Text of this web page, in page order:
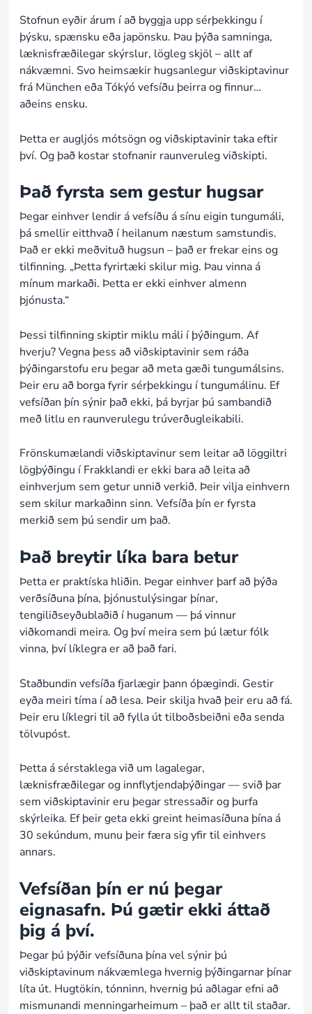
Stofnun eyðir árum í að byggja upp sérþekkingu í
þýsku, spænsku eða japönsku. Þau þýða samninga,
læknisfræðilegar skýrslur, lögleg skjöl – allt af
nákvæmni. Svo heimsækir hugsanlegur viðskiptavinur
frá München eða Tókýó vefsíðu þeirra og finnur…
aðeins ensku.
Þetta er augljós mótsögn og viðskiptavinir taka eftir
því. Og það kostar stofnanir raunveruleg viðskipti.
Það fyrsta sem gestur hugsar
Þegar einhver lendir á vefsíðu á sínu eigin tungumáli,
þá smellir eitthvað í heilanum næstum samstundis.
Það er ekki meðvituð hugsun – það er frekar eins og
tilfinning. „Þetta fyrirtæki skilur mig. Þau vinna á
mínum markaði. Þetta er ekki einhver almenn
þjónusta.“
Þessi tilfinning skiptir miklu máli í þýðingum. Af
hverju? Vegna þess að viðskiptavinir sem ráða
þýðingarstofu eru þegar að meta gæði tungumálsins.
Þeir eru að borga fyrir sérþekkingu í tungumálinu. Ef
vefsíðan þín sýnir það ekki, þá byrjar þú sambandið
með litlu en raunverulegu trúverðugleikabili.
Frönskumælandi viðskiptavinur sem leitar að löggiltri
lögþýðingu í Frakklandi er ekki bara að leita að
einhverjum sem getur unnið verkið. Þeir vilja einhvern
sem skilur markaðinn sinn. Vefsíða þín er fyrsta
merkið sem þú sendir um það.
Það breytir líka bara betur
Þetta er praktíska hliðin. Þegar einhver þarf að þýða
verðsíðuna þína, þjónustulýsingar þínar,
tengiliðseyðublaðið í huganum — þá vinnur
viðkomandi meira. Og því meira sem þú lætur fólk
vinna, því líklegra er að það fari.
Staðbundin vefsíða fjarlægir þann óþægindi. Gestir
eyða meiri tíma í að lesa. Þeir skilja hvað þeir eru að fá.
Þeir eru líklegri til að fylla út tilboðsbeiðni eða senda
tölvupóst.
Þetta á sérstaklega við um lagalegar,
læknisfræðilegar og innflytjendaþýðingar — svið þar
sem viðskiptavinir eru þegar stressaðir og þurfa
skýrleika. Ef þeir geta ekki greint heimasíðuna þína á
30 sekúndum, munu þeir færa sig yfir til einhvers
annars.
Vefsíðan þín er nú þegar
eignasafn. Þú gætir ekki áttað
þig á því.
Þegar þú þýðir vefsíðuna þína vel sýnir þú
viðskiptavinum nákvæmlega hvernig þýðingarnar þínar
líta út. Hugtökin, tónninn, hvernig þú aðlagar efni að
mismunandi menningarheimum – það er allt til staðar.